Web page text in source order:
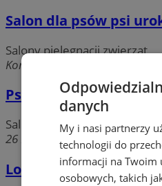
Salon dla psów psi
Salony pielęgnacji zwierząt
Korfantego, 44-310 Wodzisław
Psi fryzjer
Salony pielęgnacji zwierząt
26 Marca, 44-300 Wodzisław
Lord. Salon psiej urody
danych
My i nasi partnerzy
technologii do
informacji na Twoim
osobowych, takich